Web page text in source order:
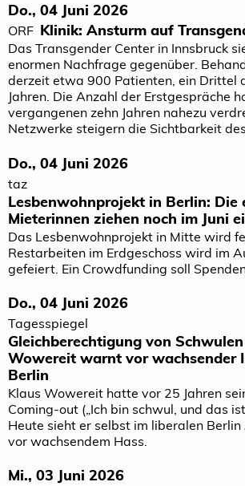
Do., 04 Juni 2026
ORF Klinik: Ansturm auf
Das Transgender Center in Innsbruck
enormen Nachfrage gegenüber.
derzeit etwa 900 Patienten, ein Drittel
Jahren. Die Anzahl der Erstgespräche
vergangenen zehn Jahren nahezu
Netzwerke steigern die Sichtbarkeit
Do., 04 Juni 2026
taz
Lesbenwohnprojekt in Berlin: Die
Mieterinnen ziehen noch im Juni
Das Lesbenwohnprojekt in Mitte wird
Restarbeiten im Erdgeschoss wird im
gefeiert. Ein Crowdfunding soll
Do., 04 Juni 2026
Tagesspiegel
Gleichberechtigung von
Wowereit warnt vor wachsender
Berlin
Klaus Wowereit hatte vor 25 Jahren
Coming-out („Ich bin schwul, und das ist
Heute sieht er selbst im liberalen Berlin
vor wachsendem Hass.
Mi., 03 Juni 2026